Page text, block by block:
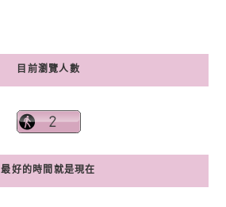
目前瀏覽人數
最好的時間就是現在